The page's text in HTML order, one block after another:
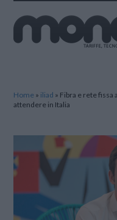
Home » iliad » Fibra e rete fissa
attendere in Italia